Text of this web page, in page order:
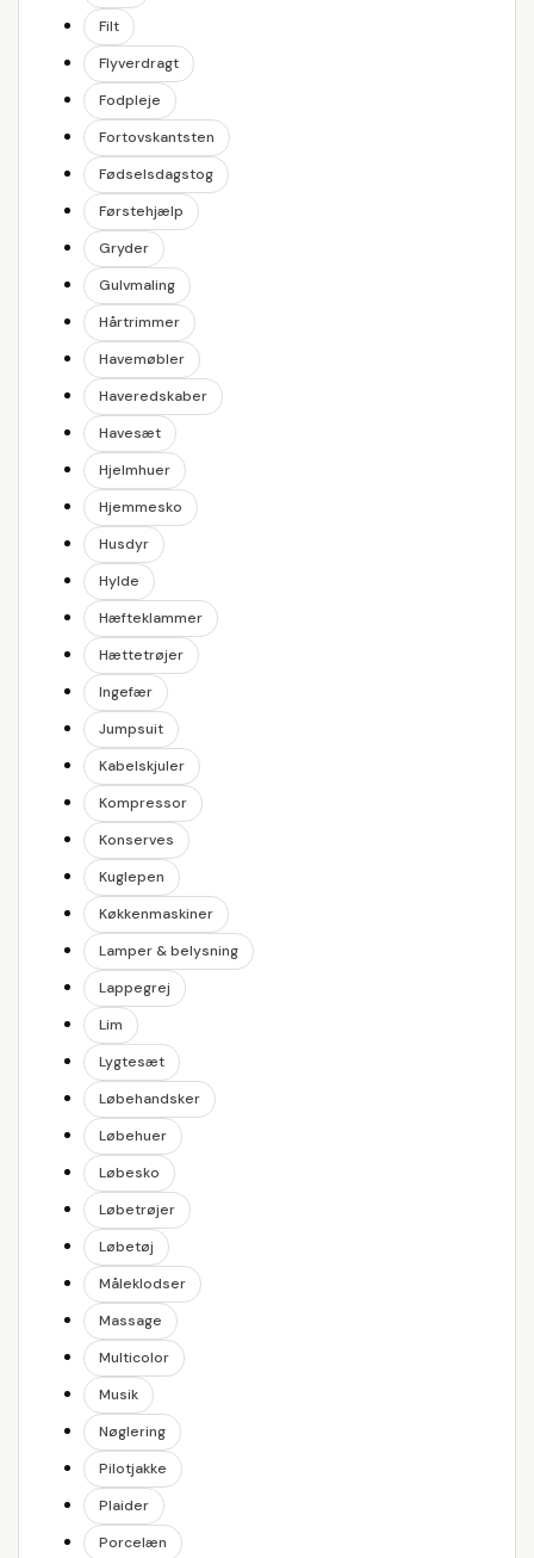
Filt
Flyverdragt
Fodpleje
Fortovskantsten
Fødselsdagstog
Førstehjælp
Gryder
Gulvmaling
Hårtrimmer
Havemøbler
Haveredskaber
Havesæt
Hjelmhuer
Hjemmesko
Husdyr
Hylde
Hæfteklammer
Hættetrøjer
Ingefær
Jumpsuit
Kabelskjuler
Kompressor
Konserves
Kuglepen
Køkkenmaskiner
Lamper & belysning
Lappegrej
Lim
Lygtesæt
Løbehandsker
Løbehuer
Løbesko
Løbetrøjer
Løbetøj
Måleklodser
Massage
Multicolor
Musik
Nøglering
Pilotjakke
Plaider
Porcelæn